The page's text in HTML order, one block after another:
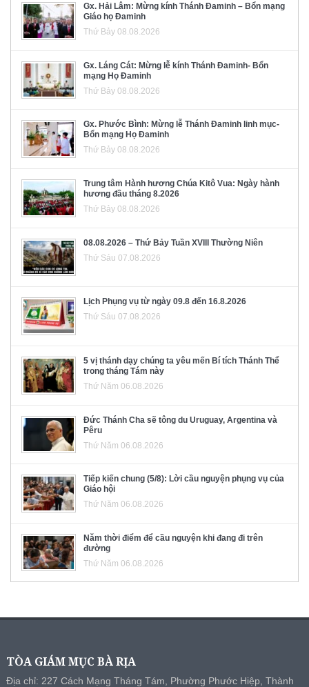
Gx. Hải Lâm: Mừng kính Thánh Đaminh – Bổn mạng
Giáo họ Đaminh
Thứ Bảy 08.08.2026
Gx. Láng Cát: Mừng lễ kính Thánh Đaminh- Bổn
mạng Họ Đaminh
Thứ Bảy 08.08.2026
Gx. Phước Bình: Mừng lễ Thánh Đaminh linh mục-
Bổn mạng Họ Đaminh
Thứ Bảy 08.08.2026
Trung tâm Hành hương Chúa Kitô Vua: Ngày hành
hương đầu tháng 8.2026
Thứ Bảy 08.08.2026
08.08.2026 – Thứ Bảy Tuần XVIII Thường Niên
Thứ Sáu 07.08.2026
Lịch Phụng vụ từ ngày 09.8 đến 16.8.2026
Thứ Sáu 07.08.2026
5 vị thánh dạy chúng ta yêu mến Bí tích Thánh Thể
trong tháng Tám này
Thứ Năm 06.08.2026
Đức Thánh Cha sẽ tông du Uruguay, Argentina và
Pêru
Thứ Năm 06.08.2026
Tiếp kiến chung (5/8): Lời cầu nguyện phụng vụ của
Giáo hội
Thứ Năm 06.08.2026
Năm thời điểm để cầu nguyện khi đang đi trên
đường
Thứ Năm 06.08.2026
TÒA GIÁM MỤC BÀ RỊA
Địa chỉ: 227 Cách Mạng Tháng Tám, Phường Phước Hiệp, Thành